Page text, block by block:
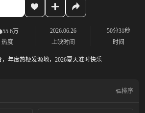
55.6万
热度
2026.06.26
上映时间
50分31秒
时间
年度热梗发源地，2026夏天准时快乐
排序